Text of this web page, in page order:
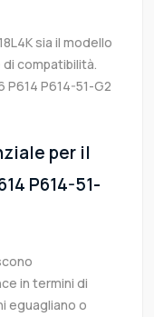
sia il modello
compatibilità.
P614-51-G2
per il
P614-51-
in termini di
eguagliano o